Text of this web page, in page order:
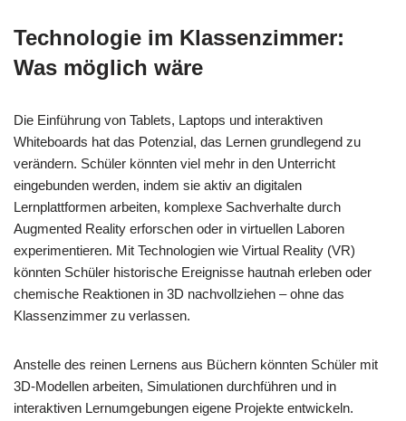
Technologie im Klassenzimmer:
Was möglich wäre
Die Einführung von Tablets, Laptops und interaktiven
Whiteboards hat das Potenzial, das Lernen grundlegend zu
verändern. Schüler könnten viel mehr in den Unterricht
eingebunden werden, indem sie aktiv an digitalen
Lernplattformen arbeiten, komplexe Sachverhalte durch
Augmented Reality erforschen oder in virtuellen Laboren
experimentieren. Mit Technologien wie Virtual Reality (VR)
könnten Schüler historische Ereignisse hautnah erleben oder
chemische Reaktionen in 3D nachvollziehen – ohne das
Klassenzimmer zu verlassen.
Anstelle des reinen Lernens aus Büchern könnten Schüler mit
3D-Modellen arbeiten, Simulationen durchführen und in
interaktiven Lernumgebungen eigene Projekte entwickeln.